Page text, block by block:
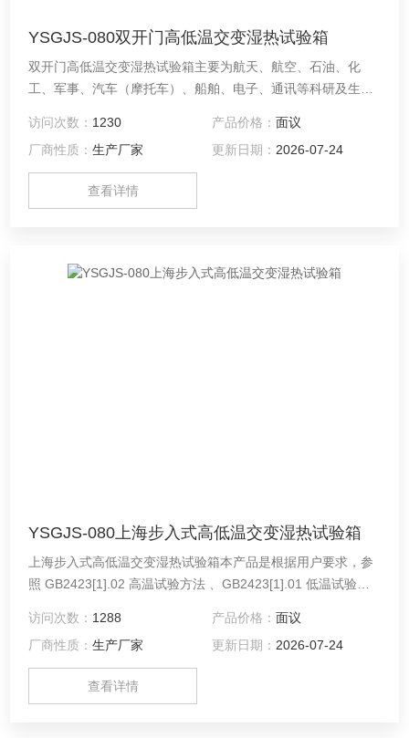
YSGJS-080双开门高低温交变湿热试验箱
双开门高低温交变湿热试验箱主要为航天、航空、石油、化
工、军事、汽车（摩托车）、船舶、电子、通讯等科研及生产
仪器、材料等作温湿度试验，以便考核试品的适应性或对试品
的行为作出评价
访问次数： 1230 产品价格： 面议
厂商性质：生产厂家 更新日期： 2026-07-24
查看详情
YSGJS-080上海步入式高低温交变湿热试验箱
上海步入式高低温交变湿热试验箱本产品是根据用户要求，参
照 GB2423[1].02 高温试验方法 、GB2423[1].01 低温试验方
热试验方法相应技术条件制造。
访问次数： 1288 产品价格： 面议
厂商性质：生产厂家 更新日期： 2026-07-24
查看详情